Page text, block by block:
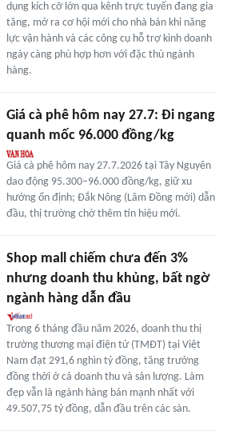
dụng kích cỡ lớn qua kênh trực tuyến đang gia
tăng, mở ra cơ hội mới cho nhà bán khi năng
lực vận hành và các công cụ hỗ trợ kinh doanh
ngày càng phù hợp hơn với đặc thù ngành
hàng.
Giá cà phê hôm nay 27.7: Đi ngang
quanh mốc 96.000 đồng/kg
Giá cà phê hôm nay 27.7.2026 tại Tây Nguyên
dao động 95.300–96.000 đồng/kg, giữ xu
hướng ổn định; Đắk Nông (Lâm Đồng mới) dẫn
đầu, thị trường chờ thêm tín hiệu mới.
Shop mall chiếm chưa đến 3%
nhưng doanh thu khủng, bất ngờ
ngành hàng dẫn đầu
Trong 6 tháng đầu năm 2026, doanh thu thị
trường thương mại điện tử (TMĐT) tại Việt
Nam đạt 291,6 nghìn tỷ đồng, tăng trưởng
đồng thời ở cả doanh thu và sản lượng. Làm
đẹp vẫn là ngành hàng bán mạnh nhất với
49.507,75 tỷ đồng, dẫn đầu trên các sàn.